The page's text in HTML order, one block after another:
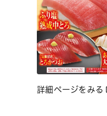
詳細ページをみる